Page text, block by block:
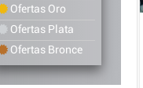
Ofertas Oro
Ofertas Plata
Ofertas Bronce